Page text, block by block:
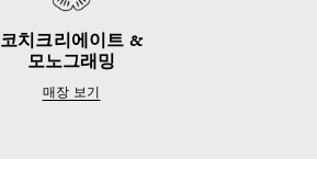
코치크리에이트 &
모노그래밍
매장 보기